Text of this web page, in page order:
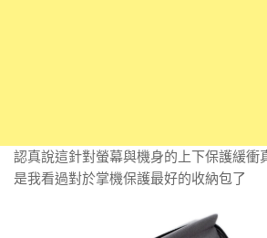
認真說這針對螢幕與機身的上下保護緩衝
是我看過對於掌機保護最好的收納包了